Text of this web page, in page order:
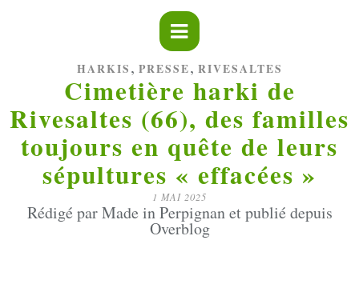
HARKIS , PRESSE, RIVESALTES
Cimetière harki de
Rivesaltes (66), des familles
toujours en quête de leurs
sépultures « effacées »
1 MAI 2025
Rédigé par Made in Perpignan et publié depuis
Overblog